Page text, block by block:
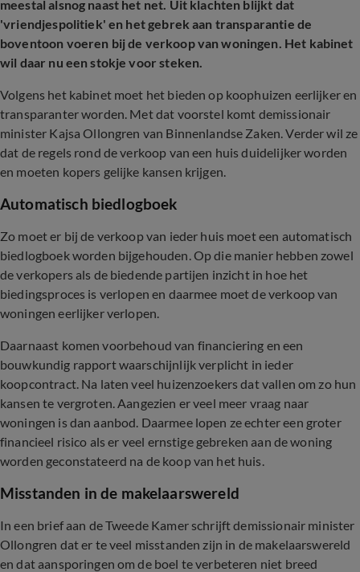
meestal alsnog naast het net. Uit klachten blijkt dat
'vriendjespolitiek' en het gebrek aan transparantie de
boventoon voeren bij de verkoop van woningen. Het kabinet
wil daar nu een stokje voor steken.
Volgens het kabinet moet het bieden op koophuizen eerlijker en
transparanter worden. Met dat voorstel komt demissionair
minister Kajsa Ollongren van Binnenlandse Zaken. Verder wil ze
dat de regels rond de verkoop van een huis duidelijker worden
en moeten kopers gelijke kansen krijgen.
Automatisch biedlogboek
Zo moet er bij de verkoop van ieder huis moet een automatisch
biedlogboek worden bijgehouden. Op die manier hebben zowel
de verkopers als de biedende partijen inzicht in hoe het
biedingsproces is verlopen en daarmee moet de verkoop van
woningen eerlijker verlopen.
Daarnaast komen voorbehoud van financiering en een
bouwkundig rapport waarschijnlijk verplicht in ieder
koopcontract. Na laten veel huizenzoekers dat vallen om zo hun
kansen te vergroten. Aangezien er veel meer vraag naar
woningen is dan aanbod. Daarmee lopen ze echter een groter
financieel risico als er veel ernstige gebreken aan de woning
worden geconstateerd na de koop van het huis.
Misstanden in de makelaarswereld
In een brief aan de Tweede Kamer schrijft demissionair minister
Ollongren dat er te veel misstanden zijn in de makelaarswereld
en dat aansporingen om de boel te verbeteren niet breed